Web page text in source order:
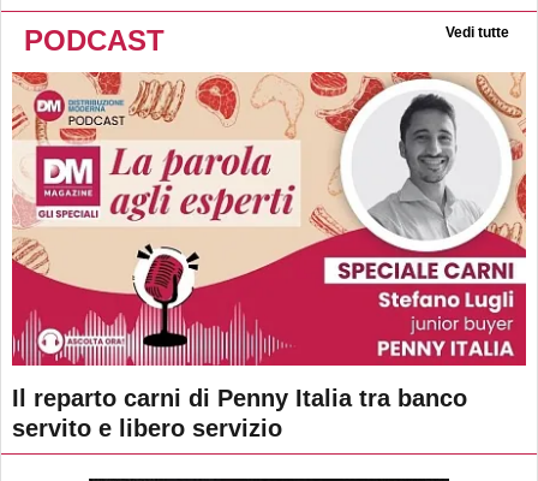
PODCAST Vedi tutte
Il reparto carni di Penny Italia tra banco
servito e libero servizio